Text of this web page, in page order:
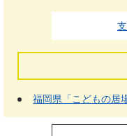
福岡県「こどもの居